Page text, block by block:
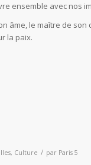
ensemble avec nos
âme, le maître de son
la paix.
, Culture / par Paris 5